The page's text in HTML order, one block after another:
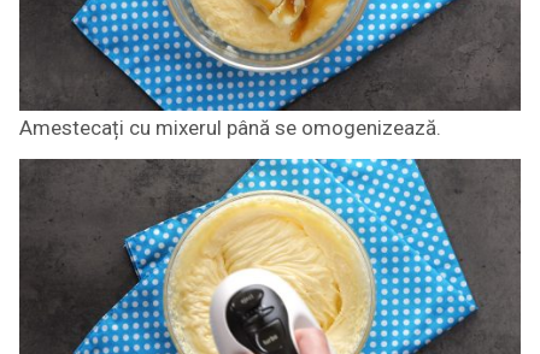
Amestecați cu mixerul până se omogenizează.